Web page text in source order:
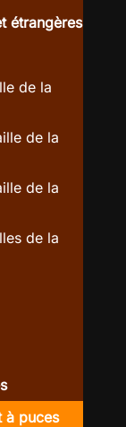
étrangères
de la
de la
de la
de la
à puces